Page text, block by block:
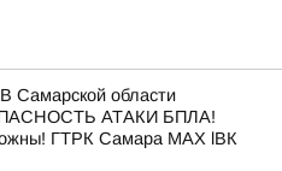
области
АТАКИ БПЛА!
ГТРК Самара MAX lВК